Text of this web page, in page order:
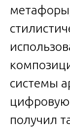
системы
цифровую
получил